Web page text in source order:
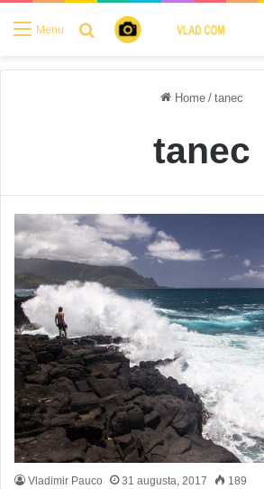
Menu Search for
Home / tanec
tanec
Vladimir Pauco 31 augusta, 2017 189